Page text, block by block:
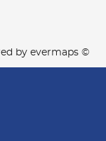
by evermaps ©